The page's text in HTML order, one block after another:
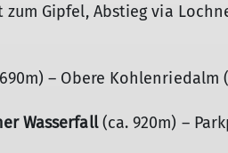
Gipfel, Abstieg via
– Obere Kohlenriedalm
Wasserfall(ca. 920m) –